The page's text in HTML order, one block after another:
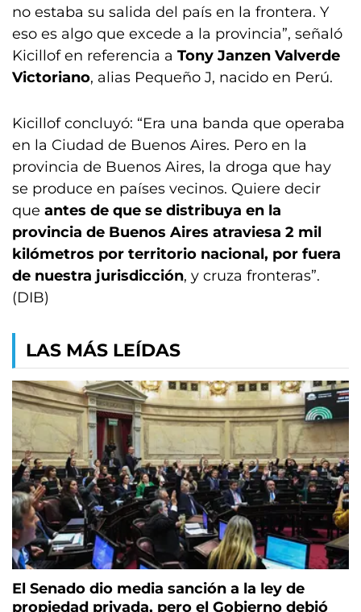
no estaba su salida del país en la frontera. Y
eso es algo que excede a la provincia”, señaló
Kicillof en referencia a Tony Janzen Valverde
Victoriano, alias Pequeño J, nacido en Perú.
Kicillof concluyó: “Era una banda que operaba
en la Ciudad de Buenos Aires. Pero en la
provincia de Buenos Aires, la droga que hay
se produce en países vecinos. Quiere decir
que antes de que se distribuya en la
provincia de Buenos Aires atraviesa 2 mil
kilómetros por territorio nacional, por fuera
de nuestra jurisdicción, y cruza fronteras”.
(DIB)
LAS MÁS LEÍDAS
El Senado dio media sanción a la ley de
propiedad privada, pero el Gobierno debió